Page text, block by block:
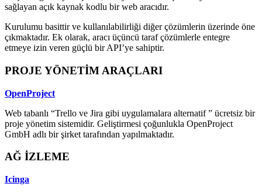
sağlayan açık kaynak kodlu bir web aracıdır.
Kurulumu basittir ve kullanılabilirliği diğer çözümlerin üzerinde öne
çıkmaktadır. Ek olarak, aracı üçüncü taraf çözümlerle entegre
etmeye izin veren güçlü bir API’ye sahiptir.
PROJE YÖNETİM ARAÇLARI
OpenProject
Web tabanlı “Trello ve Jira gibi uygulamalara alternatif ” ücretsiz bir
proje yönetim sistemidir. Geliştirmesi çoğunlukla OpenProject
GmbH adlı bir şirket tarafından yapılmaktadır.
AĞ İZLEME
Icinga